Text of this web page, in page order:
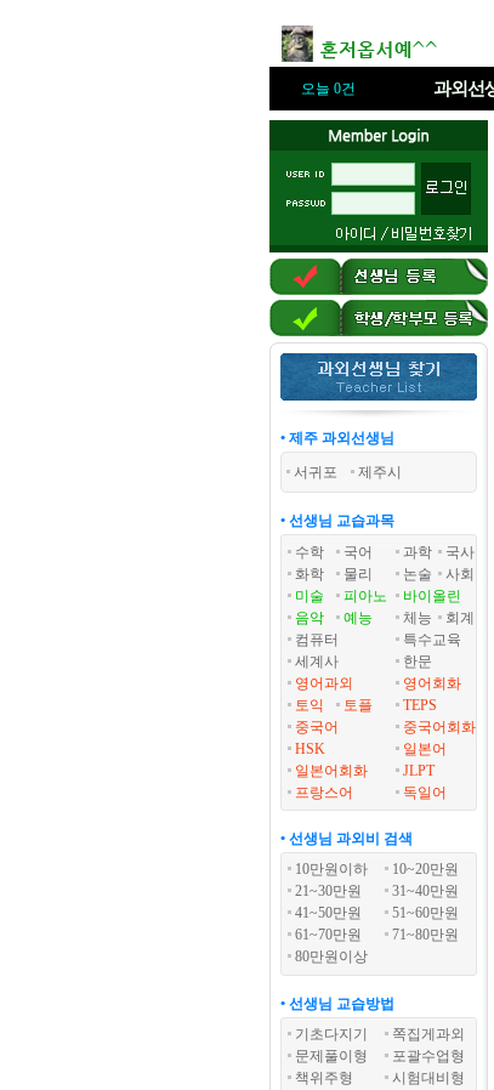
오늘 0건 과외선
• 제주 과외선생님
서귀포
제주시
• 선생님 교습과목
수학
국어 과학
국사
화학
물리 논술
사회
미술
피아노
바이올린
음악
예능 체능
회계
컴퓨터
특수교육
세계사
한문
영어과외
영어회화
토익
토플
TEPS
중국어
중국어회화
HSK
일본어
일본어회화
JLPT
프랑스어
독일어
• 선생님 과외비 검색
10만원이하
10~20만원
21~30만원
31~40만원
41~50만원
51~60만원
61~70만원
71~80만원
80만원이상
• 선생님 교습방법
기초다지기
쪽집게과외
문제풀이형
포괄수업형
책위주형
시험대비형